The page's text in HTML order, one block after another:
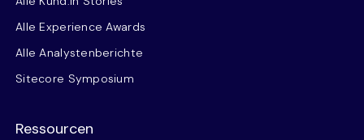
Alle Experience Awards
Alle Analystenberichte
Sitecore Symposium
Ressourcen